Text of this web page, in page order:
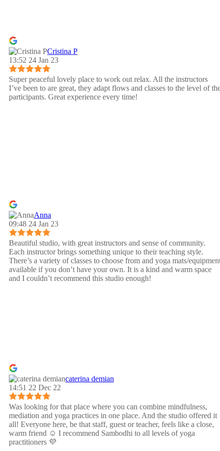
Cristina P
13:52 24 Jan 23
Super peaceful lovely place to work out relax. All the instructors
I’ve been to are great, they adapt flows and classes to the level of
participants. Great experience every time!
Anna
09:48 24 Jan 23
Beautiful studio, with great instructors and sense of community.
Each instructor brings something unique to their teaching style.
There’s a variety of classes to choose from and yoga mats/
available if you don’t have your own. It is a kind and warm space
and I couldn’t recommend this studio enough!
caterina demian
14:51 22 Dec 22
Was looking for that place where you can combine mindfulness,
mediation and yoga practices in one place. And the studio offered it
all! Everyone here, be that staff, guest or teacher, feels like a close,
warm friend ☺️ I recommend Sambodhi to all levels of yoga
practitioners 💜